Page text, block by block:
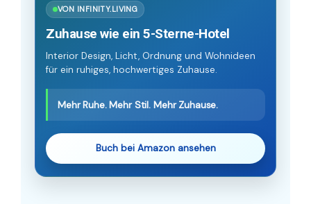
VON INFINITY.LIVING
Zuhause wie ein 5-Sterne-Hotel
Interior Design, Licht, Ordnung und Wohnideen
für ein ruhiges, hochwertiges Zuhause.
Mehr Ruhe. Mehr Stil. Mehr Zuhause.
Buch bei Amazon ansehen